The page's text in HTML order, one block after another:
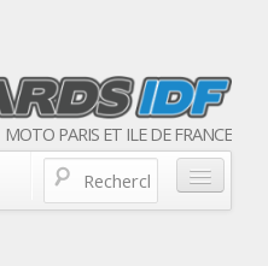
PARIS ET ILE DE FRANCE